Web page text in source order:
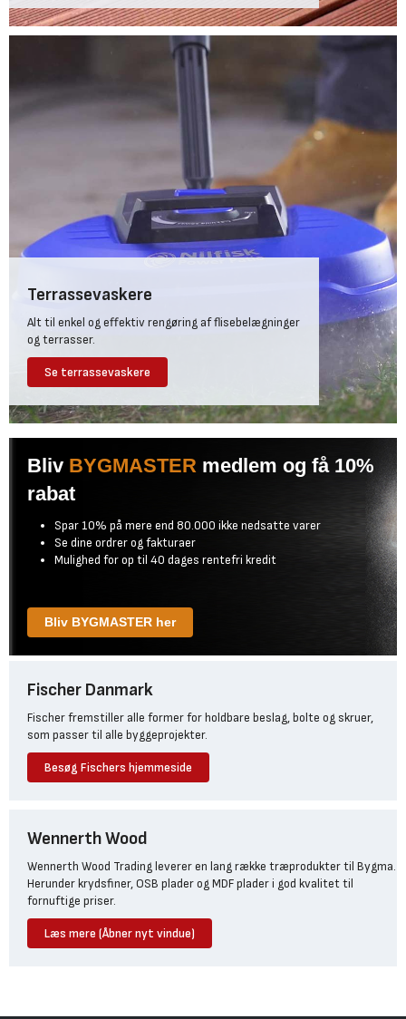
Terrassevaskere
Alt til enkel og effektiv rengøring af flisebelægninger
og terrasser.
Se terrassevaskere
Bliv BYGMASTER medlem og få 10%
rabat
Spar 10% på mere end 80.000 ikke nedsatte varer
Se dine ordrer og fakturaer
Mulighed for op til 40 dages rentefri kredit
Bliv BYGMASTER her
Fischer Danmark
Fischer fremstiller alle former for holdbare beslag, bolte og skruer,
som passer til alle byggeprojekter.
Besøg Fischers hjemmeside
Wennerth Wood
Wennerth Wood Trading leverer en lang række træprodukter til Bygma.
Herunder krydsfiner, OSB plader og MDF plader i god kvalitet til
fornuftige priser.
Læs mere (Åbner nyt vindue)